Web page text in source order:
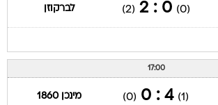
(0)
0 : 2
(2) לברקוזן
17:00
(1)
4 : 0
(0) מינכן 1860